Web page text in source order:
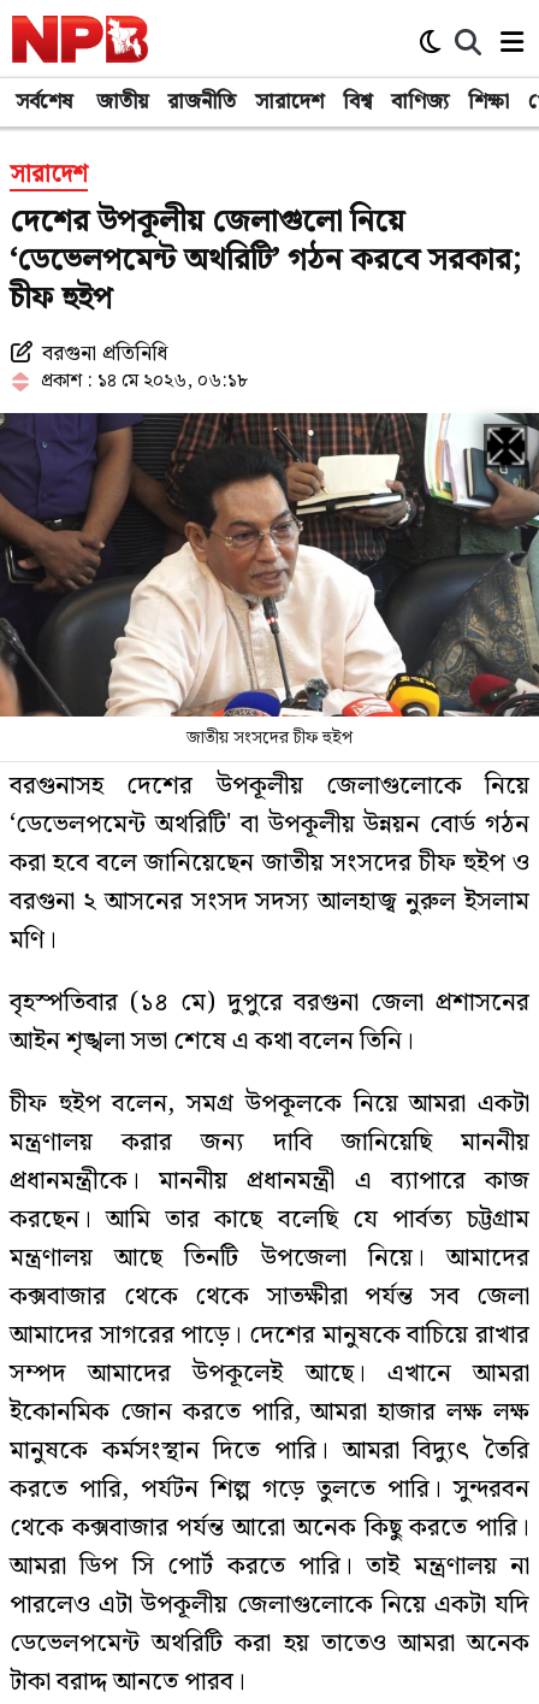
সর্বশেষ জাতীয় রাজনীতি সারাদেশ বিশ্ব বাণিজ্য শিক্ষা
সারাদেশ
দেশের উপকূলীয় জেলাগুলো নিয়ে
‘ডেভেলপমেন্ট অথরিটি’ গঠন করবে সরকার;
চীফ হুইপ
বরগুনা প্রতিনিধি
প্রকাশ : ১৪ মে ২০২৬, ০৬:১৮
জাতীয় সংসদের চীফ হুইপ
বরগুনাসহ দেশের উপকূলীয় জেলাগুলোকে নিয়ে
‘ডেভেলপমেন্ট অথরিটি' বা উপকূলীয় উন্নয়ন বোর্ড গঠন
করা হবে বলে জানিয়েছেন জাতীয় সংসদের চীফ হুইপ ও
বরগুনা ২ আসনের সংসদ সদস্য আলহাজ্ব নুরুল ইসলাম
মণি।
বৃহস্পতিবার (১৪ মে) দুপুরে বরগুনা জেলা প্রশাসনের
আইন শৃঙ্খলা সভা শেষে এ কথা বলেন তিনি।
চীফ হুইপ বলেন, সমগ্র উপকূলকে নিয়ে আমরা একটা
মন্ত্রণালয় করার জন্য দাবি জানিয়েছি মাননীয়
প্রধানমন্ত্রীকে। মাননীয় প্রধানমন্ত্রী এ ব্যাপারে কাজ
করছেন। আমি তার কাছে বলেছি যে পার্বত্য চট্টগ্রাম
মন্ত্রণালয় আছে তিনটি উপজেলা নিয়ে। আমাদের
কক্সবাজার থেকে থেকে সাতক্ষীরা পর্যন্ত সব জেলা
আমাদের সাগরের পাড়ে। দেশের মানুষকে বাচিয়ে রাখার
সম্পদ আমাদের উপকূলেই আছে। এখানে আমরা
ইকোনমিক জোন করতে পারি, আমরা হাজার লক্ষ লক্ষ
মানুষকে কর্মসংস্থান দিতে পারি। আমরা বিদ্যুৎ তৈরি
করতে পারি, পর্যটন শিল্প গড়ে তুলতে পারি। সুন্দরবন
থেকে কক্সবাজার পর্যন্ত আরো অনেক কিছু করতে পারি।
আমরা ডিপ সি পোর্ট করতে পারি। তাই মন্ত্রণালয় না
পারলেও এটা উপকূলীয় জেলাগুলোকে নিয়ে একটা যদি
ডেভেলপমেন্ট অথরিটি করা হয় তাতেও আমরা অনেক
টাকা বরাদ্দ আনতে পারব।